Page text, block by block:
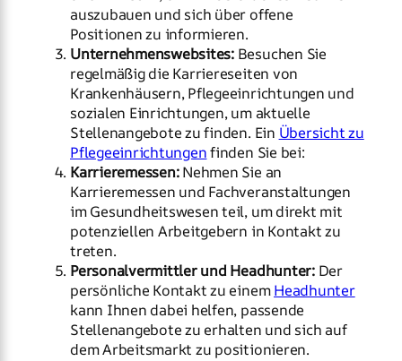
auszubauen und sich über offene
Positionen zu informieren.
Unternehmenswebsites:Besuchen Sie
regelmäßig die Karriereseiten von
Krankenhäusern, Pflegeeinrichtungen und
sozialen Einrichtungen, um aktuelle
Stellenangebote zu finden. Ein Übersicht zu
Pflegeeinrichtungenfinden Sie bei:
Karrieremessen:Nehmen Sie an
Karrieremessen und Fachveranstaltungen
im Gesundheitswesen teil, um direkt mit
potenziellen Arbeitgebern in Kontakt zu
treten.
Personalvermittler und Headhunter:Der
persönliche Kontakt zu einemHeadhunter
kann Ihnen dabei helfen, passende
Stellenangebote zu erhalten und sich auf
dem Arbeitsmarkt zu positionieren.